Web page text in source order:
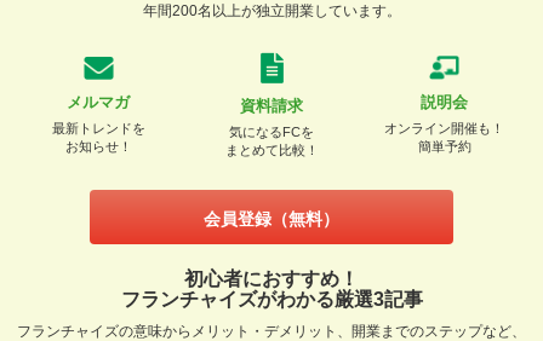
年間200名以上が独立開業しています。
メルマガ
最新トレンドを
お知らせ！
資料請求
気になるFCを
まとめて比較！
説明会
オンライン開催も！
簡単予約
会員登録（無料）
初心者におすすめ！
フランチャイズがわかる厳選3記事
フランチャイズの意味からメリット・デメリット、開業までのステップなど、